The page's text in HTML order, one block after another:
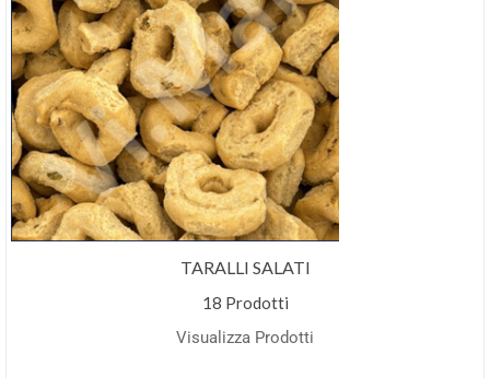
TARALLI SALATI
18 Prodotti
Visualizza Prodotti